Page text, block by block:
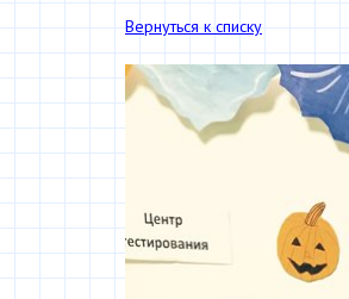
Вернуться к списку